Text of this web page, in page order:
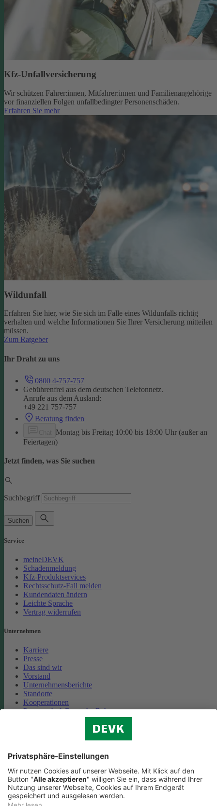
Kfz-Unfallversicherung
Wir schützen Fahrer:innen, Mitfahrer:innen und Familienangehörige
vor finanziellen Folgen unfallbedingter Personenschäden.
Erfahren Sie mehr
Wildunfall
Erfahren Sie hier, wie Sie sich im Falle eines Wildunfalls richtig
verhalten und welche Informationen Sie Ihrer Versicherung mitteilen
müssen.
Zum Ratgeber
Ihr Draht zu uns
0800 4-757-757
Gebührenfrei aus dem deutschen Telefonnetz.
Anrufe aus dem Ausland:
+49 221 757-757
Beratung finden
Montag bis Freitag 10:00 bis 18:00 Uhr (außer an
Feiertagen)
Jetzt finden, was Sie suchen
Suchbegriff
Suchen
Service
meineDEVK
Schadenmeldung
Kfz-Produktservices
Rechtsschutz-Fall melden
Kundendaten ändern
Leichte Sprache
Vertrag widerrufen
Unternehmen
Karriere
Presse
Das sind wir
Vorstand
Unternehmensberichte
Standorte
Kooperationen
Partnerschaft Deutsche Bahn
Cookie-Einstellungen
Datenschutz